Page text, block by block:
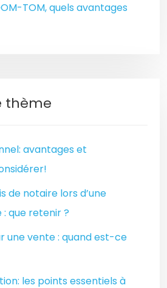
TOM, quels avantages
thème
avantages et
de notaire lors d’une
que retenir ?
une vente : quand est-ce
les points essentiels à